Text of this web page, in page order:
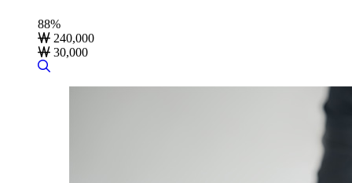
88%
240,000
30,000